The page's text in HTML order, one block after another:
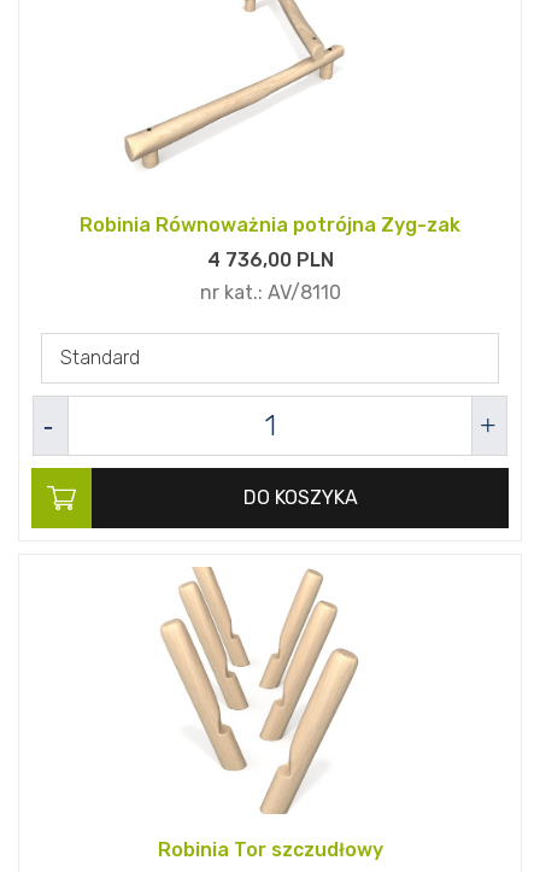
Robinia Równoważnia potrójna Zyg-zak
4 736,00PLN
nr kat.: AV/8110
Standard
DO KOSZYKA
Robinia Tor szczudłowy